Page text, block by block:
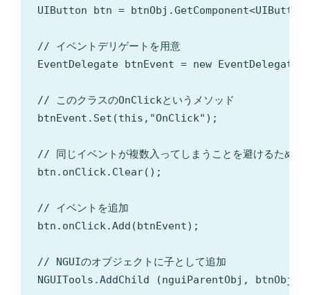
UIButton btn =
// イベントデリゲートを用意
EventDelegate btnEvent = new
// このクラスのOnClickというメソッド
btnEvent.Set(this,"OnClick");
// 同じイベントが複数入ってしまうことを避けるため一
btn.onClick.Clear();
// イベントを追加
btn.onClick.Add(btnEvent);
// NGUIのオブジェクトに子として追加
NGUITools.AddChild (nguiParentObj, btnObj);